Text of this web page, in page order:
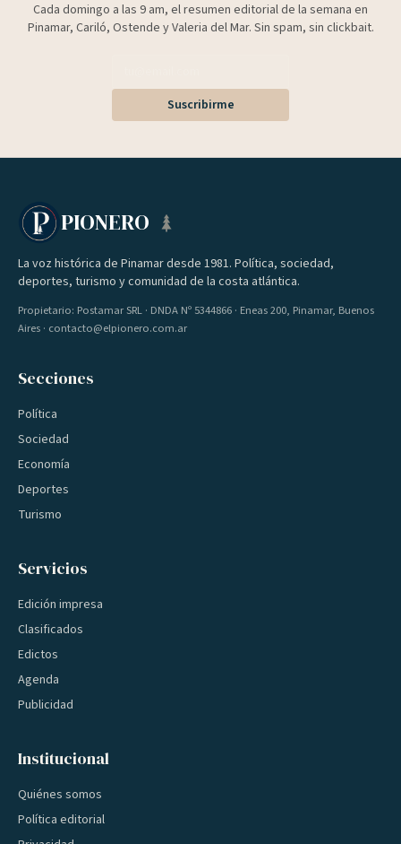
Cada domingo a las 9 am, el resumen editorial de la semana en
Pinamar, Cariló, Ostende y Valeria del Mar. Sin spam, sin clickbait.
Suscribirme
PIONERO
La voz histórica de Pinamar desde 1981. Política, sociedad,
deportes, turismo y comunidad de la costa atlántica.
Propietario: Postamar SRL · DNDA Nº 5344866 · Eneas 200, Pinamar, Buenos
Aires · contacto@elpionero.com.ar
Secciones
Política
Sociedad
Economía
Deportes
Turismo
Servicios
Edición impresa
Clasificados
Edictos
Agenda
Publicidad
Institucional
Quiénes somos
Política editorial